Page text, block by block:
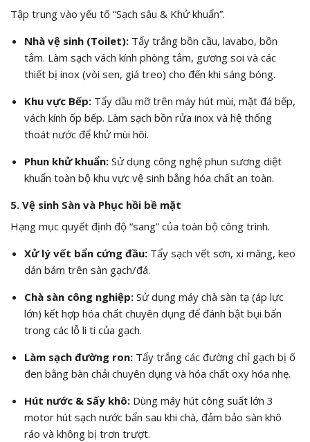
Tập trung vào yếu tố “Sạch sâu & Khử khuẩn”.
Nhà vệ sinh (Toilet):Tẩy trắng bồn cầu, lavabo, bồn
tắm. Làm sạch vách kính phòng tắm, gương soi và các
thiết bị inox (vòi sen, giá treo) cho đến khi sáng bóng.
Khu vực Bếp:Tẩy dầu mỡ trên máy hút mùi, mặt đá bếp,
vách kính ốp bếp. Làm sạch bồn rửa inox và hệ thống
thoát nước để khử mùi hôi.
Phun khử khuẩn:Sử dụng công nghệ phun sương diệt
khuẩn toàn bộ khu vực vệ sinh bằng hóa chất an toàn.
5. Vệ sinh Sàn và Phục hồi bề mặt
Hạng mục quyết định độ “sang” của toàn bộ công trình.
Xử lý vết bẩn cứng đầu:Tẩy sạch vết sơn, xi măng, keo
dán bám trên sàn gạch/đá.
Chà sàn công nghiệp:Sử dụng máy chà sàn tạ (áp lực
lớn) kết hợp hóa chất chuyên dụng để đánh bật bụi bẩn
trong các lỗ li ti của gạch.
Làm sạch đường ron:Tẩy trắng các đường chỉ gạch bị ố
đen bằng bàn chải chuyên dụng và hóa chất oxy hóa nhẹ.
Hút nước & Sấy khô:Dùng máy hút công suất lớn 3
motor hút sạch nước bẩn sau khi chà, đảm bảo sàn khô
ráo và không bị trơn trượt.